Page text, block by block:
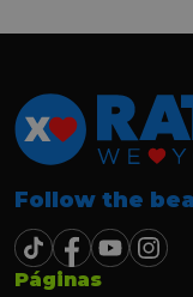
Follow the
Páginas